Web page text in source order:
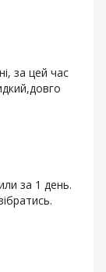
за цей час
за 1 день.